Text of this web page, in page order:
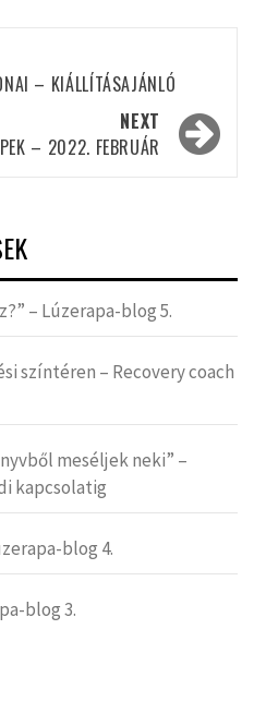
– KIÁLLÍTÁSAJÁNLÓ
NEXT
– 2022. FEBRUÁR
– Lúzerapa-blog 5.
színtéren – Recovery coach
meséljek neki” –
kapcsolatig
blog 4.
blog 3.